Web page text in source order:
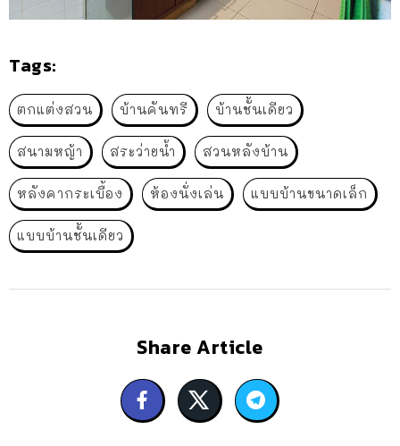
Tags:
ตกแต่งสวน บ้านคันทรี บ้านชั้นเดียว
สนามหญ้า สระว่ายน้ำ สวนหลังบ้าน
หลังคากระเบื้อง ห้องนั่งเล่น แบบบ้านขนาดเล็ก
แบบบ้านชั้นเดียว
Share Article